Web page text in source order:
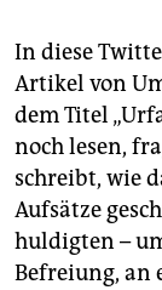
In diese
Artikel von
dem Titel
noch lesen,
schreibt, wie
Aufsätze
huldigten –
Befreiung, an